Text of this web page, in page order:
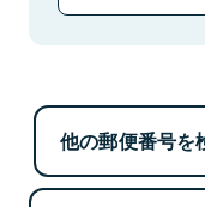
他の郵便番号を